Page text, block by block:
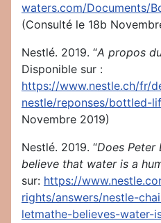
waters.com/Documents/
(Consulté le 18b
Nestlé. 2019. “A propos
Disponible sur :
https://www.nestle.ch/fr/
nestle/reponses/bottled-
Novembre 2019)
Nestlé. 2019. “Does Peter
believe that water is a
sur: https://
rights/answers/nestle-
letmathe-believes-water-